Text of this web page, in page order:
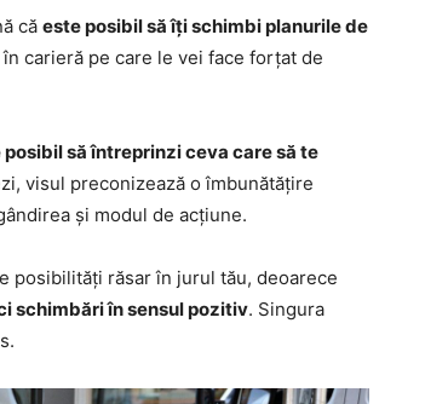
că este posibil să îți schimbi planurile de
carieră pe care le vei face forțat de
posibil să întreprinzi ceva care să te
visul preconizează o îmbunătățire
și modul de acțiune.
posibilități răsar în jurul tău, deoarece
schimbări în sensul pozitiv. Singura